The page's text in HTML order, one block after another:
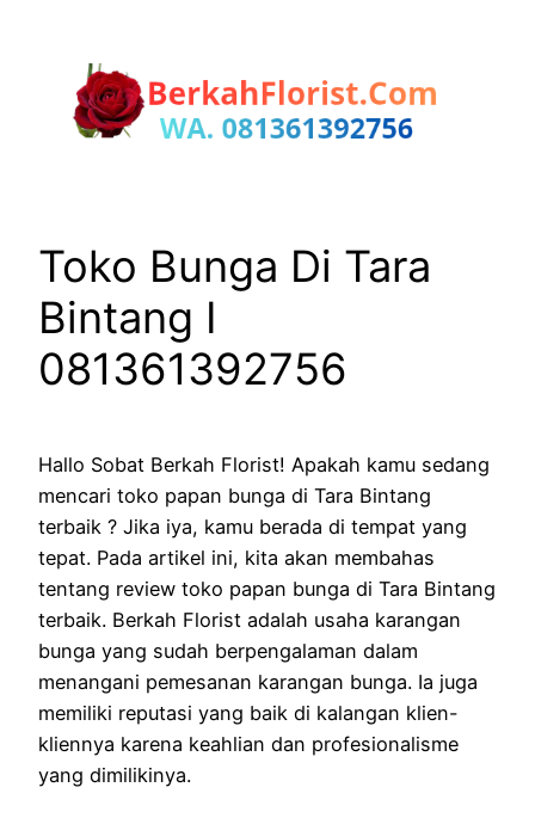
Toko Bunga Di Tara
Bintang I
081361392756
Hallo Sobat Berkah Florist! Apakah kamu sedang
mencari toko papan bunga di Tara Bintang
terbaik ? Jika iya, kamu berada di tempat yang
tepat. Pada artikel ini, kita akan membahas
tentang review toko papan bunga di Tara Bintang
terbaik. Berkah Florist adalah usaha karangan
bunga yang sudah berpengalaman dalam
menangani pemesanan karangan bunga. Ia juga
memiliki reputasi yang baik di kalangan klien-
kliennya karena keahlian dan profesionalisme
yang dimilikinya.